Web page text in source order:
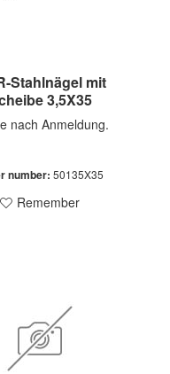
Stahlnägel mit
3,5X35
nach Anmeldung.
number:50135X35
Remember